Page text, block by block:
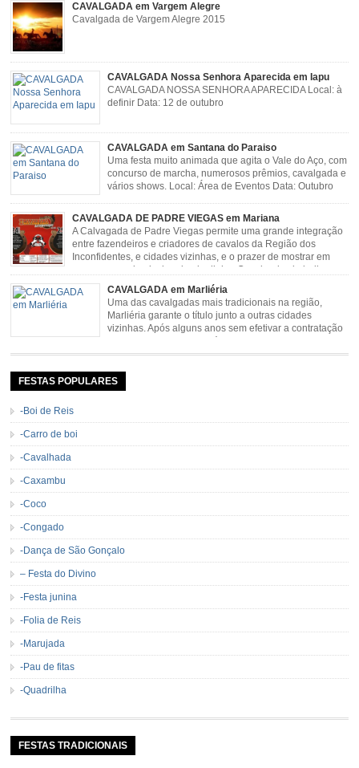
CAVALGADA em Vargem Alegre
Cavalgada de Vargem Alegre 2015
CAVALGADA Nossa Senhora Aparecida em Iapu
CAVALGADA NOSSA SENHORA APARECIDA Local: à
definir Data: 12 de outubro
CAVALGADA em Santana do Paraiso
Uma festa muito animada que agita o Vale do Aço, com
concurso de marcha, numerosos prêmios, cavalgada e
vários shows. Local: Área de Eventos Data: Outubro
CAVALGADA DE PADRE VIEGAS em Mariana
A Calvagada de Padre Viegas permite uma grande integração
entre fazendeiros e criadores de cavalos da Região dos
Inconfidentes, e cidades vizinhas, e o prazer de mostrar em
uma arena animais de primeira linha. Cavalgada simboliza e
resgata cultura e saúde além de contar com apresentações musicais. Local:
Distrito de Padre Viegas, Antigo Campo de […]
CAVALGADA em Marliéria
Uma das cavalgadas mais tradicionais na região,
Marliéria garante o título junto a outras cidades
vizinhas. Após alguns anos sem efetivar a contratação
de grandes nomes da música sertaneja, em 2011 a
Cavalgada de Marliéria voltou, e não deixou dúvidas de que sua tradição
de […]
FESTAS POPULARES
-Boi de Reis
-Carro de boi
-Cavalhada
-Caxambu
-Coco
-Congado
-Dança de São Gonçalo
– Festa do Divino
-Festa junina
-Folia de Reis
-Marujada
-Pau de fitas
-Quadrilha
FESTAS TRADICIONAIS